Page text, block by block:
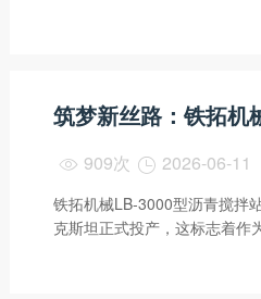
 909次  2026-06-11
铁拓机械LB-3000型沥青搅拌
克斯坦正式投产，这标志着作